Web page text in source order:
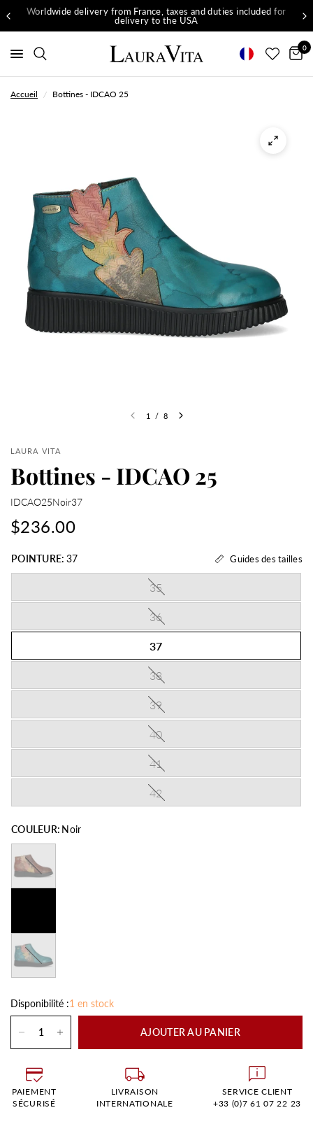
Worldwide delivery from France, taxes and duties included for
delivery to the USA
0
Accueil / Bottines - IDCAO 25
1 / 8
LAURA VITA
Bottines - IDCAO 25
IDCAO25Noir37
$236.00
POINTURE: 37 Guides des tailles
35
36
37
38
39
40
41
42
COULEUR: Noir
Disponibilité :1 en stock
AJOUTER AU PANIER
PAIEMENT
SÉCURISÉ
LIVRAISON
INTERNATIONALE
SERVICE CLIENT
+33 (0)7 61 07 22 23